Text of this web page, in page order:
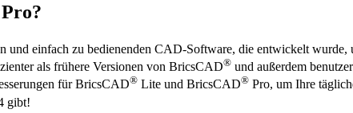
und einfach zu bedienenden CAD-Software, die entwickelt
als frühere Versionen von BricsCAD® und außerdem
für BricsCAD® Lite und BricsCAD® Pro, um Ihre
gibt!